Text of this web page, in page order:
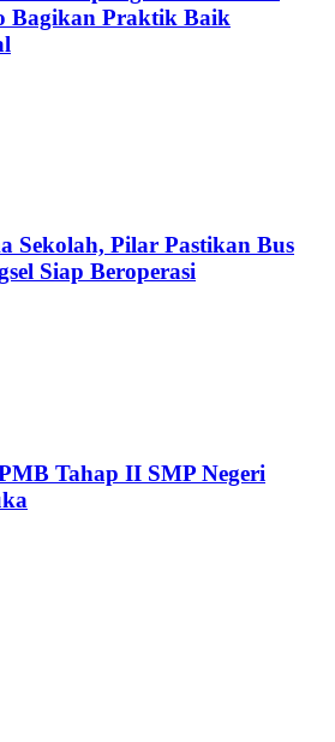
Bagikan Praktik Baik
Sekolah, Pilar Pastikan Bus
Siap Beroperasi
Tahap II SMP Negeri